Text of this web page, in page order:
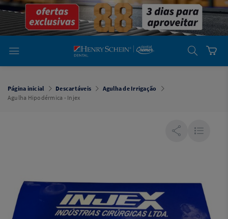
emDental
Cremer -
Henry Schein
Laboratório
Laboratório
Cremer -
Henry Schein
Simples
Software
Página inicial Descartáveis
Agulha de Irrigação
Agulha Hipodérmica - Injex